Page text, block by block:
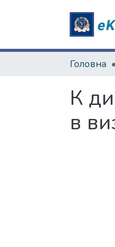
Головна
К
в